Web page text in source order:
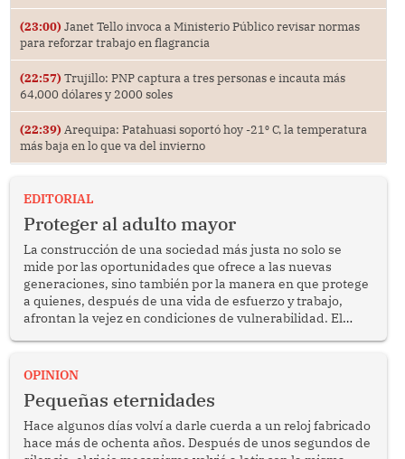
(23:00) Janet Tello invoca a Ministerio Público revisar normas
para reforzar trabajo en flagrancia
(22:57) Trujillo: PNP captura a tres personas e incauta más
64,000 dólares y 2000 soles
(22:39) Arequipa: Patahuasi soportó hoy -21⁰ C, la temperatura
más baja en lo que va del invierno
EDITORIAL
Proteger al adulto mayor
La construcción de una sociedad más justa no solo se
mide por las oportunidades que ofrece a las nuevas
generaciones, sino también por la manera en que protege
a quienes, después de una vida de esfuerzo y trabajo,
afrontan la vejez en condiciones de vulnerabilidad. El
bimestrales el subsidio que reciben los beneficiarios del
reflexionar sobre la importancia de fortalecer las políticas
públicas dirigidas a los adultos mayores en pobreza.
OPINION
Pequeñas eternidades
Hace algunos días volví a darle cuerda a un reloj fabricado
hace más de ochenta años. Después de unos segundos de